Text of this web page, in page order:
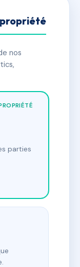
nos
parties